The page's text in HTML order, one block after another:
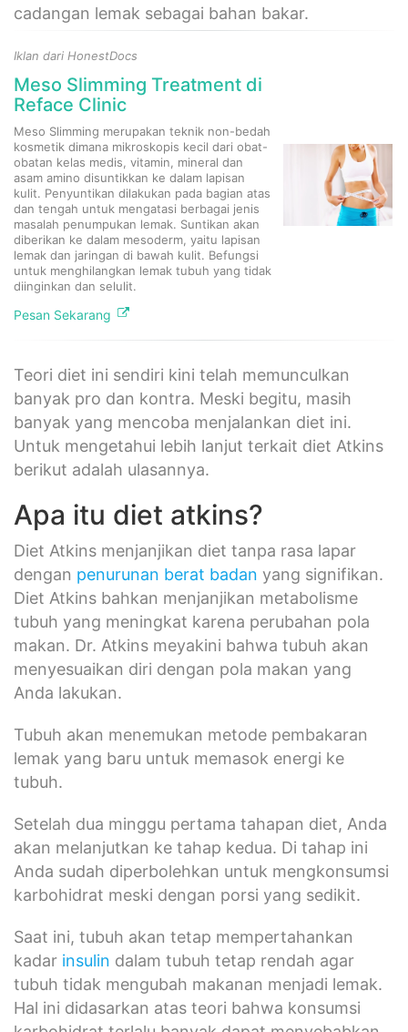
cadangan lemak sebagai bahan bakar.
Iklan dari HonestDocs
Meso Slimming Treatment di
Reface Clinic
Meso Slimming merupakan teknik non-bedah
kosmetik dimana mikroskopis kecil dari obat-
obatan kelas medis, vitamin, mineral dan
asam amino disuntikkan ke dalam lapisan
kulit. Penyuntikan dilakukan pada bagian atas
dan tengah untuk mengatasi berbagai jenis
masalah penumpukan lemak. Suntikan akan
diberikan ke dalam mesoderm, yaitu lapisan
lemak dan jaringan di bawah kulit. Befungsi
untuk menghilangkan lemak tubuh yang tidak
diinginkan dan selulit.
Pesan Sekarang
Teori diet ini sendiri kini telah memunculkan
banyak pro dan kontra. Meski begitu, masih
banyak yang mencoba menjalankan diet ini.
Untuk mengetahui lebih lanjut terkait diet Atkins
berikut adalah ulasannya.
Apa itu diet atkins?
Diet Atkins menjanjikan diet tanpa rasa lapar
dengan penurunan berat badan yang signifikan.
Diet Atkins bahkan menjanjikan metabolisme
tubuh yang meningkat karena perubahan pola
makan. Dr. Atkins meyakini bahwa tubuh akan
menyesuaikan diri dengan pola makan yang
Anda lakukan.
Tubuh akan menemukan metode pembakaran
lemak yang baru untuk memasok energi ke
tubuh.
Setelah dua minggu pertama tahapan diet, Anda
akan melanjutkan ke tahap kedua. Di tahap ini
Anda sudah diperbolehkan untuk mengkonsumsi
karbohidrat meski dengan porsi yang sedikit.
Saat ini, tubuh akan tetap mempertahankan
kadar insulin dalam tubuh tetap rendah agar
tubuh tidak mengubah makanan menjadi lemak.
Hal ini didasarkan atas teori bahwa konsumsi